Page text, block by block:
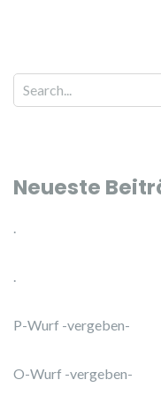
Search for:
Neueste
.
.
P-Wurf -vergeben-
O-Wurf -vergeben-